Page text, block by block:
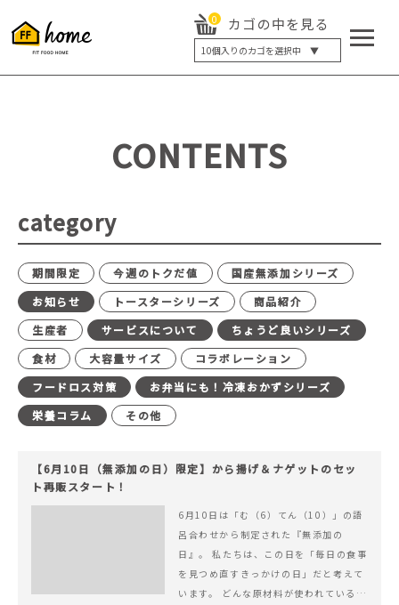
0 カゴの中を見る
10個入りのカゴを選択中 ▼
5個入り
20個入り
最大12%OFF
CONTENTS
category
期間限定 今週のトクだ値
国産無添加シリーズ
お知らせ
トースターシリーズ
商品紹介
生産者
サービスについて
ちょうど良いシリーズ
食材
大容量サイズ
コラボレーション
フードロス対策
お弁当にも！冷凍おかずシリーズ
栄養コラム
その他
【6月10日（無添加の日）限定】から揚げ＆ナゲットのセッ
ト再販スタート！
6月10日は「む（6）てん（10）」の語
呂合わせから制定された『無添加の
日』。 私たちは、この日を「毎日の食事
を見つめ直すきっかけの日」だと考えて
います。 どんな原材料が使われているの